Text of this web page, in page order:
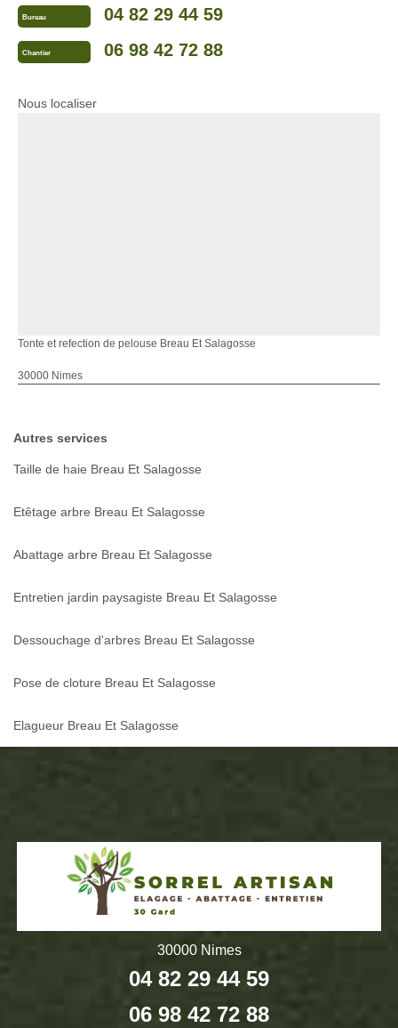
Bureau 04 82 29 44 59
Chantier 06 98 42 72 88
Nous localiser
Tonte et refection de pelouse Breau Et Salagosse
30000 Nimes
Autres services
Taille de haie Breau Et Salagosse
Etêtage arbre Breau Et Salagosse
Abattage arbre Breau Et Salagosse
Entretien jardin paysagiste Breau Et Salagosse
Dessouchage d'arbres Breau Et Salagosse
Pose de cloture Breau Et Salagosse
Elagueur Breau Et Salagosse
30000 Nimes
04 82 29 44 59
06 98 42 72 88